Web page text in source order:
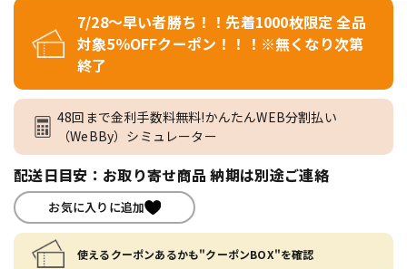
7/28～早い者勝ち！！先着1000枚限定 全品
対象5％OFFクーポン！！！※無くなり次第
終了
48回まで金利手数料無料!かんたんWEB分割払い
（WeBBy）シミュレーター
配送日目安：お取り寄せ商品 納期は別途ご連絡
お気に入りに追加
使えるクーポンあるかも"クーポンBOX"を確認